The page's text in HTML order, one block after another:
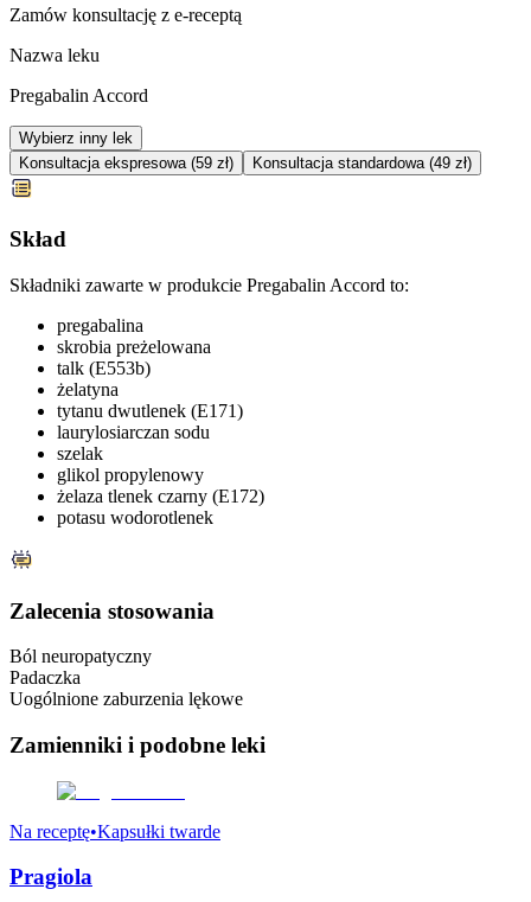
Zamów konsultację z e-receptą
Nazwa leku
Pregabalin Accord
Wybierz inny lek
Konsultacja ekspresowa (59 zł)
Konsultacja standardowa (49 zł)
Skład
Składniki zawarte w produkcie Pregabalin Accord to:
pregabalina
skrobia preżelowana
talk (E553b)
żelatyna
tytanu dwutlenek (E171)
laurylosiarczan sodu
szelak
glikol propylenowy
żelaza tlenek czarny (E172)
potasu wodorotlenek
Zalecenia stosowania
Ból neuropatyczny
Padaczka
Uogólnione zaburzenia lękowe
Zamienniki i podobne leki
Na receptę•Kapsułki twarde
Pragiola